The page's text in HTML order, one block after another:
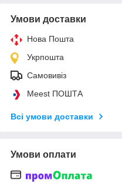
Умови доставки
Нова Пошта
Укрпошта
Самовивіз
Meest ПОШТА
Всі умови доставки
Умови оплати